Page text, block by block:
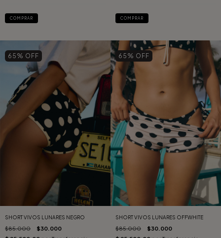
COMPRAR COMPRAR
65 % OFF
SHORT VIVOS LUNARES NEGRO
$85.000 $30.000
65 % OFF
SHORT VIVOS LUNARES OFFWHITE
$85.000 $30.000